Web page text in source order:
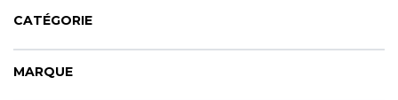
PELUCHES& GOODIES
CATÉGORIE
MARQUE